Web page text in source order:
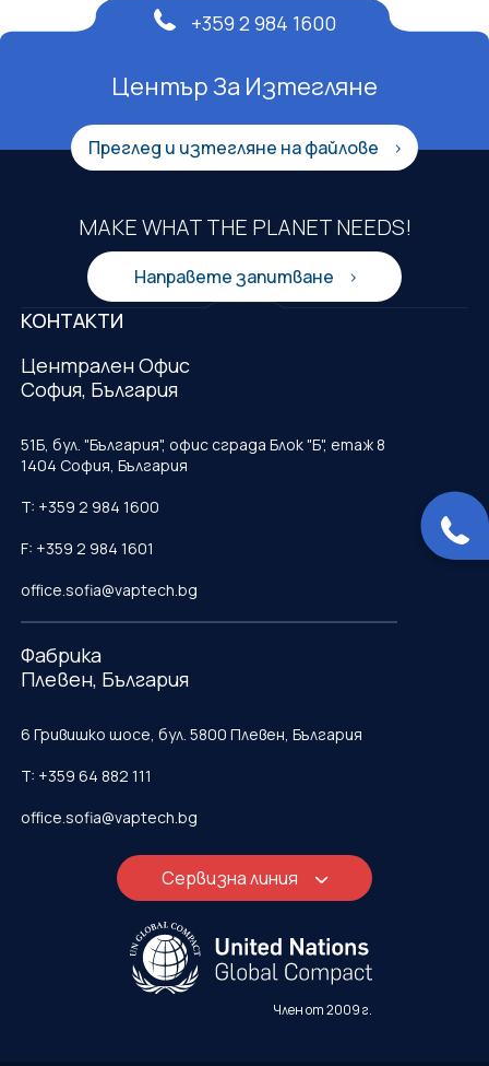
Център За Изтегляне
Преглед и изтегляне на файлове
+359 2 984 1600
MAKE WHAT THE PLANET NEEDS!
Направете запитване
КОНТАКТИ
Централен Офис
София, България
51Б, бул. "България", офис сграда Блок "Б", етаж 8
1404 София, България
T: +359 2 984 1600
F: +359 2 984 1601
office.sofia@vaptech.bg
Фабрика
Плевен, България
6 Гривишко шосе, бул. 5800 Плевен, България
T: +359 64 882 111
office.sofia@vaptech.bg
Сервизна линия
Член от 2009 г.